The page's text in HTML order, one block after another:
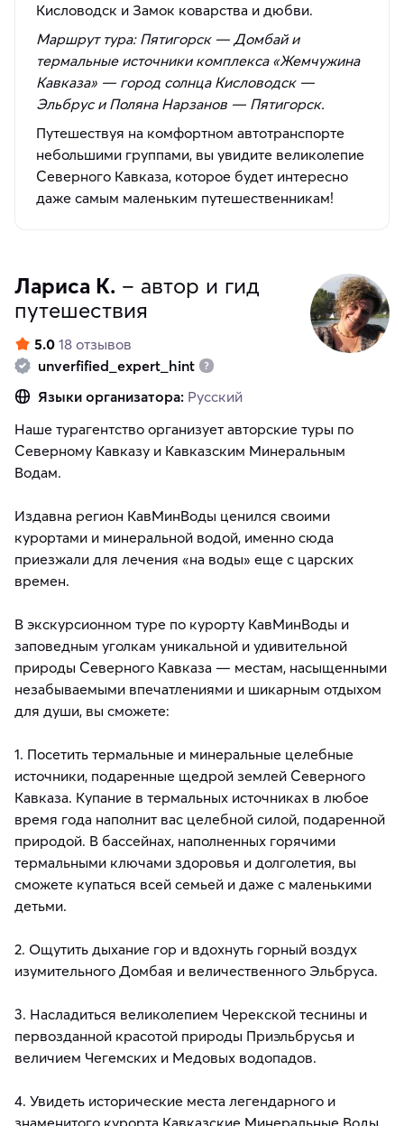
Кисловодск и Замок коварства и дюбви.
Маршрут тура: Пятигорск — Домбай и
термальные источники комплекса «Жемчужина
Кавказа» — город солнца Кисловодск —
Эльбрус и Поляна Нарзанов — Пятигорск.
Путешествуя на комфортном автотранспорте
небольшими группами, вы увидите великолепие
Северного Кавказа, которое будет интересно
даже самым маленьким путешественникам!
Лариса К. – автор и гид
путешествия
5.0 18 отзывов
unverfified_expert_hint
Языки организатора: Русский
Наше турагентство организует авторские туры по
Северному Кавказу и Кавказским Минеральным
Водам.
Издавна регион КавМинВоды ценился своими
курортами и минеральной водой, именно сюда
приезжали для лечения «на воды» еще с царских
времен.
В экскурсионном туре по курорту КавМинВоды и
заповедным уголкам уникальной и удивительной
природы Северного Кавказа — местам, насыщенными
незабываемыми впечатлениями и шикарным отдыхом
для души, вы сможете:
1. Посетить термальные и минеральные целебные
источники, подаренные щедрой землей Северного
Кавказа. Купание в термальных источниках в любое
время года наполнит вас целебной силой, подаренной
природой. В бассейнах, наполненных горячими
термальными ключами здоровья и долголетия, вы
сможете купаться всей семьей и даже с маленькими
детьми.
2. Ощутить дыхание гор и вдохнуть горный воздух
изумительного Домбая и величественного Эльбруса.
3. Насладиться великолепием Черекской теснины и
первозданной красотой природы Приэльбрусья и
величием Чегемских и Медовых водопадов.
4. Увидеть исторические места легендарного и